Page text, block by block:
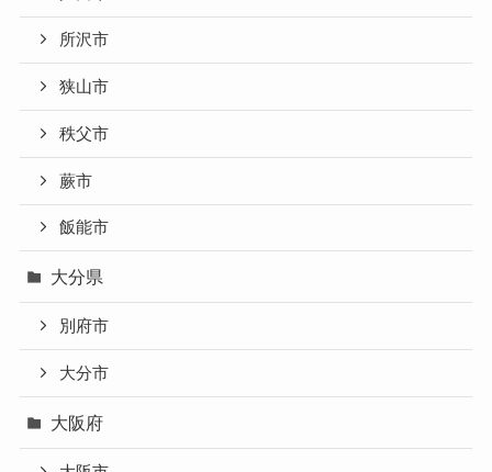
所沢市
狭山市
秩父市
蕨市
飯能市
大分県
別府市
大分市
大阪府